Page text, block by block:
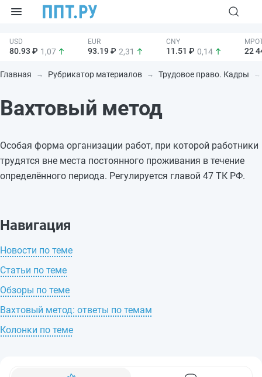
80.93 ₽ 1,07 93.19 ₽ 2,31 11.51 ₽ 0,14 22
Главная Рубрикатор материалов Трудовое право. Кадры
Вахтовый метод
Особая форма организации работ, при которой работники
трудятся вне места постоянного проживания в течение
определённого периода. Регулируется главой 47 ТК РФ.
Навигация
Новости по теме
Статьи по теме
Обзоры по теме
Вахтовый метод: ответы по темам
Колонки по теме